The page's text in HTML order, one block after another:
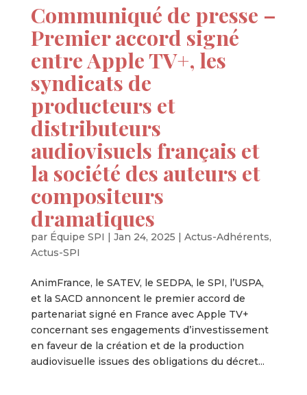
Communiqué de presse –
Premier accord signé
entre Apple TV+, les
syndicats de
producteurs et
distributeurs
audiovisuels français et
la société des auteurs et
compositeurs
dramatiques
par Équipe SPI | Jan 24, 2025 | Actus-Adhérents,
Actus-SPI
AnimFrance, le SATEV, le SEDPA, le SPI, l’USPA,
et la SACD annoncent le premier accord de
partenariat signé en France avec Apple TV+
concernant ses engagements d’investissement
en faveur de la création et de la production
audiovisuelle issues des obligations du décret...